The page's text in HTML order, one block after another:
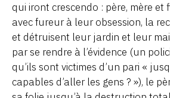
qui iront crescendo : père, mère et
avec fureur à leur obsession, la
et détruisent leur jardin et leur
par se rendre à l’évidence (un
qu’ils sont victimes d’un pari «
capables d’aller les gens ? »), le